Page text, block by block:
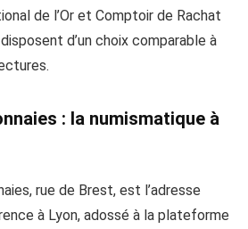
de l’Or et Comptoir de Rachat
d’un choix comparable à
: la numismatique à
rue de Brest, est l’adresse
à Lyon, adossé à la plateforme